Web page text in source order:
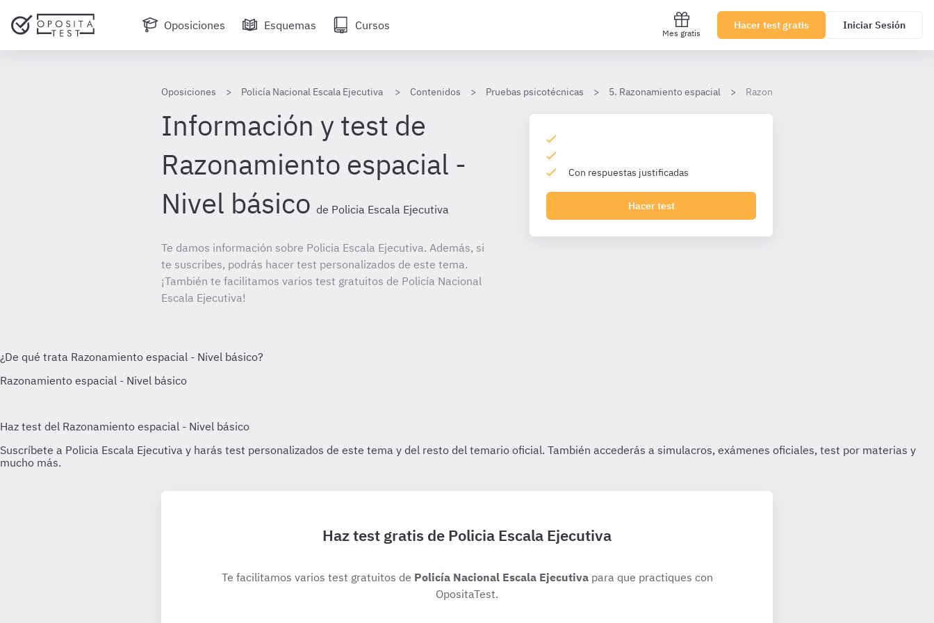
Oposiciones Esquemas Cursos
Mes gratis
Hacer test gratis Iniciar Sesión
Oposiciones Policía Nacional Escala Ejecutiva Contenidos Pruebas psicotécnicas 5. Razonamiento espacial Razonamiento espacial - Nivel básico
Información y test de
Razonamiento espacial -
Nivel básico de Policia Escala Ejecutiva
Te damos información sobre Policia Escala Ejecutiva. Además, si
te suscribes, podrás hacer test personalizados de este tema.
¡También te facilitamos varios test gratuitos de Policía Nacional
Escala Ejecutiva!
Con respuestas justificadas
Hacer test
Haz test gratis de Policia Escala Ejecutiva
Te facilitamos varios test gratuitos de Policía Nacional Escala Ejecutivapara que practiques con
OpositaTest.